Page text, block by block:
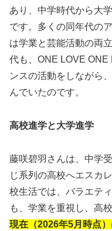
あり、中学時代から大
です。多くの同年代の
は学業と芸能活動の両
代も、ONE LOVE
ンスの活動をしながら
んでいたのです。
高校進学と大学進学
藤咲碧羽さんは、中学
じ系列の高校へエスカ
校生活では、バラエテ
も、学業を重視し、高
現在（2026年5月時点